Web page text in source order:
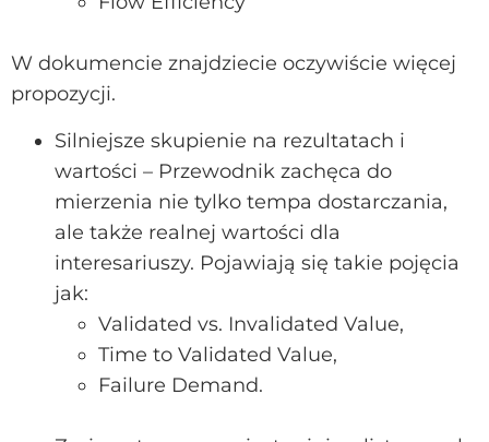
W dokumencie znajdziecie oczywiście więcej
propozycji.
Silniejsze skupienie na rezultatach i
wartości – Przewodnik zachęca do
mierzenia nie tylko tempa dostarczania,
ale także realnej wartości dla
interesariuszy. Pojawiają się takie pojęcia
jak:
Validated vs. Invalidated Value,
Time to Validated Value,
Failure Demand.